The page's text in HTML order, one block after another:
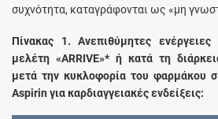
συχνότητα, καταγράφονται ως «μη
Πίνακας 1. Ανεπιθύμητες
μελέτη «ARRIVE»* ή κατά τη
μετά την κυκλοφορία του φαρμάκου
Aspirin για καρδιαγγειακές ενδείξεις: